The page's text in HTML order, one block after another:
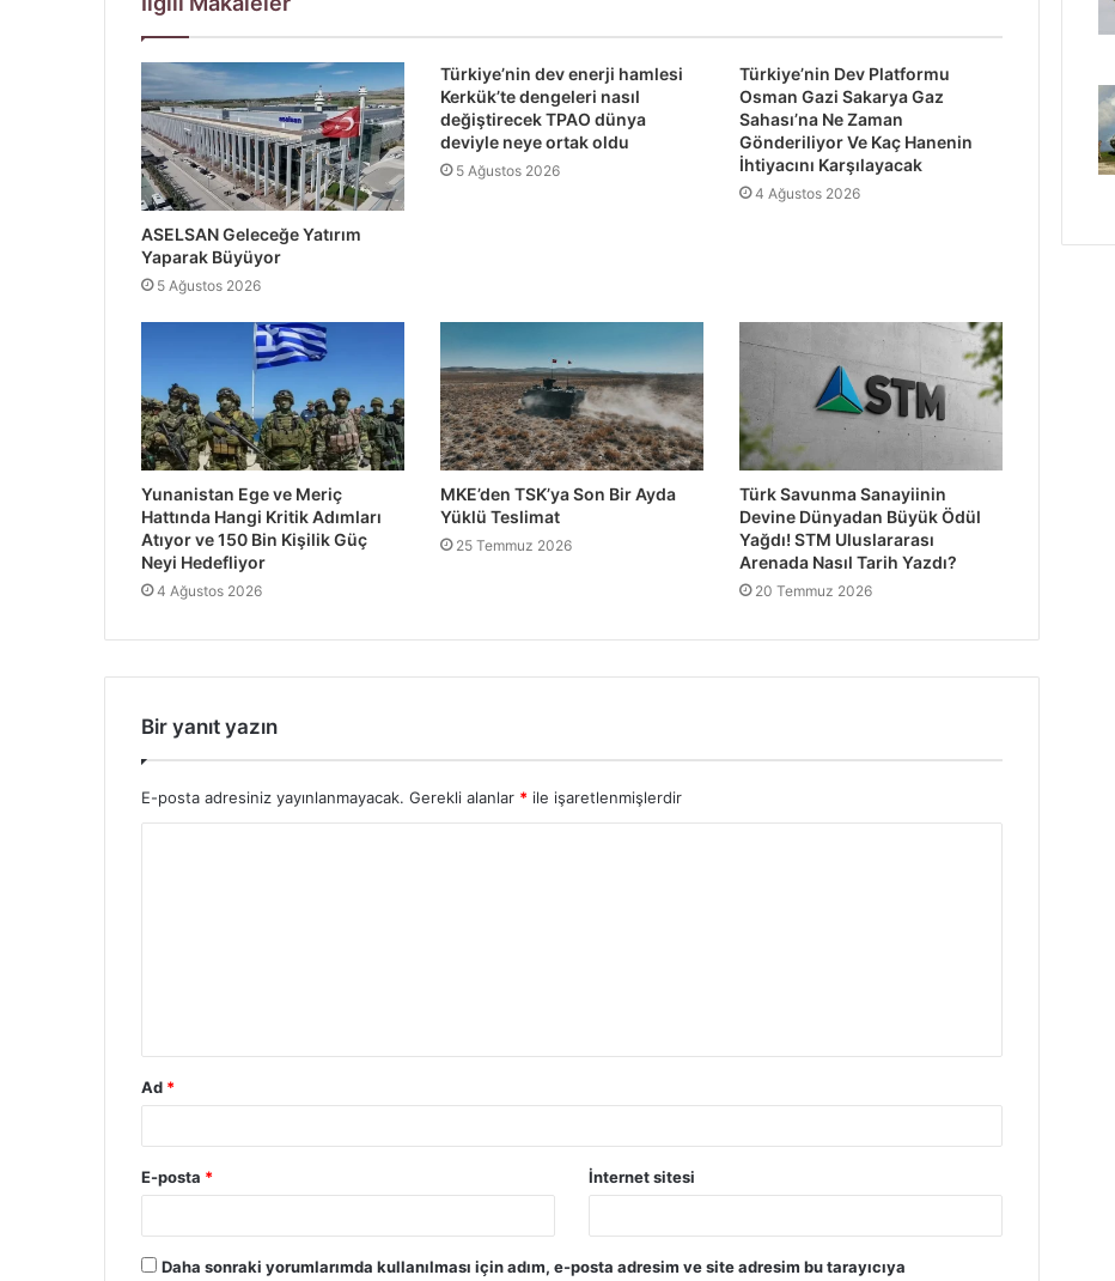
ASELSAN Geleceğe Yatırım
Yaparak Büyüyor
5 Ağustos 2026
Türkiye’nin dev enerji hamlesi
Kerkük’te dengeleri nasıl
değiştirecek TPAO dünya
deviyle neye ortak oldu
5 Ağustos 2026
Türkiye’nin Dev Platformu
Osman Gazi Sakarya Gaz
Sahası’na Ne Zaman
Gönderiliyor Ve Kaç Hanenin
İhtiyacını Karşılayacak
4 Ağustos 2026
Yunanistan Ege ve Meriç
Hattında Hangi Kritik Adımları
Atıyor ve 150 Bin Kişilik Güç
Neyi Hedefliyor
4 Ağustos 2026
MKE’den TSK’ya Son Bir Ayda
Yüklü Teslimat
25 Temmuz 2026
Türk Savunma Sanayiinin
Devine Dünyadan Büyük Ödül
Yağdı! STM Uluslararası
Arenada Nasıl Tarih Yazdı?
20 Temmuz 2026
Bir yanıt yazın
E-posta adresiniz yayınlanmayacak. Gerekli alanlar * ile işaretlenmişlerdir
Ad *
E-posta * İnternet sitesi
Daha sonraki yorumlarımda kullanılması için adım, e-posta adresim ve site adresim bu tarayıcıya